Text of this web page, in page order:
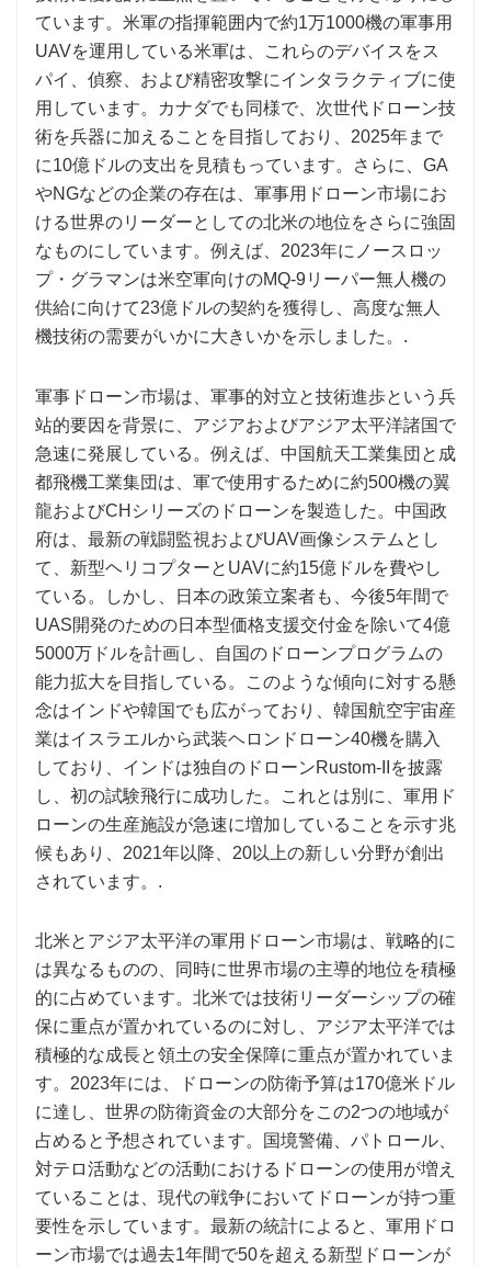
ています。米軍の指揮範囲内で約1万1000機の軍事用
UAVを運用している米軍は、これらのデバイスをス
パイ、偵察、および精密攻撃にインタラクティブに使
用しています。カナダでも同様で、次世代ドローン技
術を兵器に加えることを目指しており、2025年まで
に10億ドルの支出を見積もっています。さらに、GA
やNGなどの企業の存在は、軍事用ドローン市場にお
ける世界のリーダーとしての北米の地位をさらに強固
なものにしています。例えば、2023年にノースロッ
プ・グラマンは米空軍向けのMQ-9リーパー無人機の
供給に向けて23億ドルの契約を獲得し、高度な無人
機技術の需要がいかに大きいかを示しました。.
軍事ドローン市場は、軍事的対立と技術進歩という兵
站的要因を背景に、アジアおよびアジア太平洋諸国で
急速に発展している。例えば、中国航天工業集団と成
都飛機工業集団は、軍で使用するために約500機の翼
龍およびCHシリーズのドローンを製造した。中国政
府は、最新の戦闘監視およびUAV画像システムとし
て、新型ヘリコプターとUAVに約15億ドルを費やし
ている。しかし、日本の政策立案者も、今後5年間で
UAS開発のための日本型価格支援交付金を除いて4億
5000万ドルを計画し、自国のドローンプログラムの
能力拡大を目指している。このような傾向に対する懸
念はインドや韓国でも広がっており、韓国航空宇宙産
業はイスラエルから武装ヘロンドローン40機を購入
しており、インドは独自のドローンRustom-IIを披露
し、初の試験飛行に成功した。これとは別に、軍用ド
ローンの生産施設が急速に増加していることを示す兆
候もあり、2021年以降、20以上の新しい分野が創出
されています。.
北米とアジア太平洋の軍用ドローン市場は、戦略的に
は異なるものの、同時に世界市場の主導的地位を積極
的に占めています。北米では技術リーダーシップの確
保に重点が置かれているのに対し、アジア太平洋では
積極的な成長と領土の安全保障に重点が置かれていま
す。2023年には、ドローンの防衛予算は170億米ドル
に達し、世界の防衛資金の大部分をこの2つの地域が
占めると予想されています。国境警備、パトロール、
対テロ活動などの活動におけるドローンの使用が増え
ていることは、現代の戦争においてドローンが持つ重
要性を示しています。最新の統計によると、軍用ドロ
ーン市場では過去1年間で50を超える新型ドローンが